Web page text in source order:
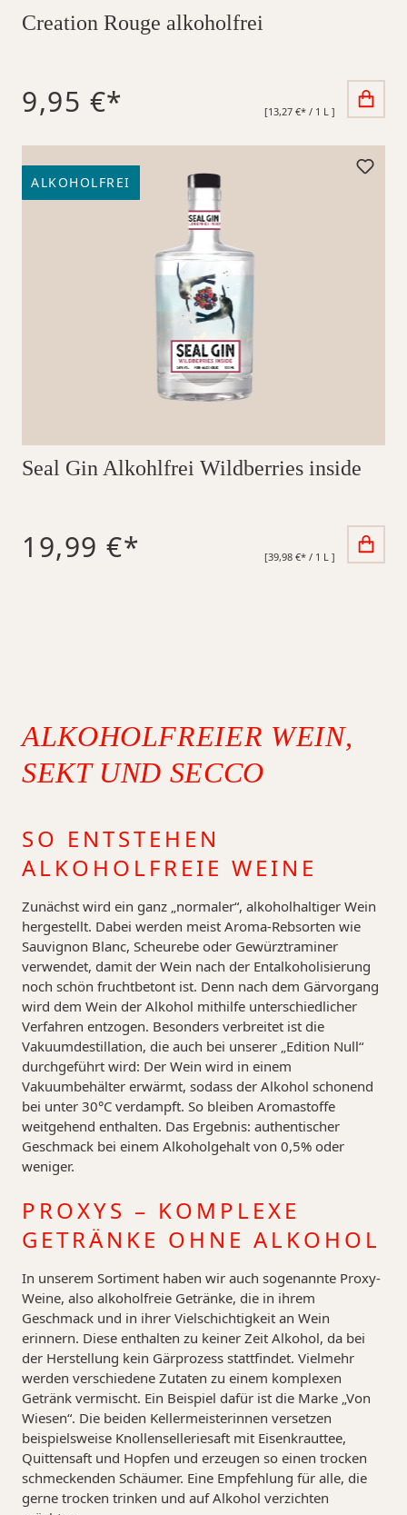
Creation Rouge alkoholfrei
9,95 €* [13,27 €* / 1 L ]
ALKOHOLFREI
Seal Gin Alkohlfrei Wildberries inside
19,99 €* [39,98 €* / 1 L ]
ALKOHOLFREIER WEIN,
SEKT UND SECCO
SO ENTSTEHEN
ALKOHOLFREIE WEINE
Zunächst wird ein ganz „normaler“, alkoholhaltiger Wein
hergestellt. Dabei werden meist Aroma-Rebsorten wie
Sauvignon Blanc, Scheurebe oder Gewürztraminer
verwendet, damit der Wein nach der Entalkoholisierung
noch schön fruchtbetont ist. Denn nach dem Gärvorgang
wird dem Wein der Alkohol mithilfe unterschiedlicher
Verfahren entzogen. Besonders verbreitet ist die
Vakuumdestillation, die auch bei unserer „Edition Null“
durchgeführt wird: Der Wein wird in einem
Vakuumbehälter erwärmt, sodass der Alkohol schonend
bei unter 30°C verdampft. So bleiben Aromastoffe
weitgehend enthalten. Das Ergebnis: authentischer
Geschmack bei einem Alkoholgehalt von 0,5% oder
weniger.
PROXYS – KOMPLEXE
GETRÄNKE OHNE ALKOHOL
In unserem Sortiment haben wir auch sogenannte Proxy-
Weine, also alkoholfreie Getränke, die in ihrem
Geschmack und in ihrer Vielschichtigkeit an Wein
erinnern. Diese enthalten zu keiner Zeit Alkohol, da bei
der Herstellung kein Gärprozess stattfindet. Vielmehr
werden verschiedene Zutaten zu einem komplexen
Getränk vermischt. Ein Beispiel dafür ist die Marke „Von
Wiesen“. Die beiden Kellermeisterinnen versetzen
beispielsweise Knollenselleriesaft mit Eisenkrauttee,
Quittensaft und Hopfen und erzeugen so einen trocken
schmeckenden Schäumer. Eine Empfehlung für alle, die
gerne trocken trinken und auf Alkohol verzichten